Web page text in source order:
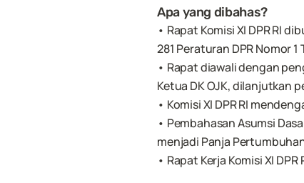
Apa yang dibahas?
• Rapat Komisi XI DPR RI
281 Peraturan DPR Nomor 1
• Rapat diawali dengan
Ketua DK OJK, dilanjutkan
• Komisi XI DPR RI
• Pembahasan Asumsi
menjadi Panja
• Rapat Kerja Komisi XI